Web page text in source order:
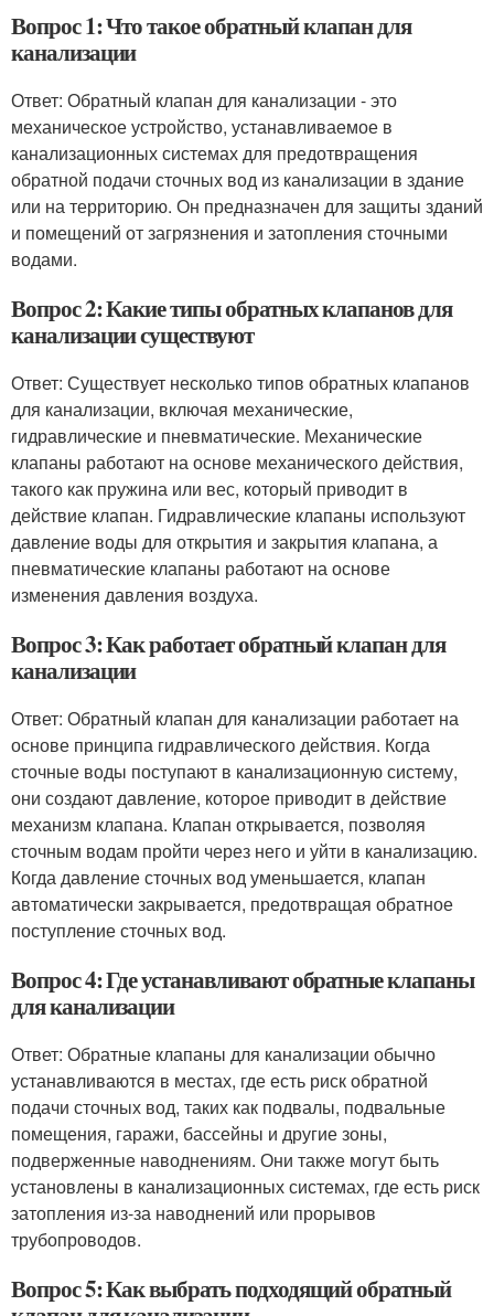
Вопрос 1: Что такое обратный клапан для
канализации
Ответ: Обратный клапан для канализации - это
механическое устройство, устанавливаемое в
канализационных системах для предотвращения
обратной подачи сточных вод из канализации в здание
или на территорию. Он предназначен для защиты зданий
и помещений от загрязнения и затопления сточными
водами.
Вопрос 2: Какие типы обратных клапанов для
канализации существуют
Ответ: Существует несколько типов обратных клапанов
для канализации, включая механические,
гидравлические и пневматические. Механические
клапаны работают на основе механического действия,
такого как пружина или вес, который приводит в
действие клапан. Гидравлические клапаны используют
давление воды для открытия и закрытия клапана, а
пневматические клапаны работают на основе
изменения давления воздуха.
Вопрос 3: Как работает обратный клапан для
канализации
Ответ: Обратный клапан для канализации работает на
основе принципа гидравлического действия. Когда
сточные воды поступают в канализационную систему,
они создают давление, которое приводит в действие
механизм клапана. Клапан открывается, позволяя
сточным водам пройти через него и уйти в канализацию.
Когда давление сточных вод уменьшается, клапан
автоматически закрывается, предотвращая обратное
поступление сточных вод.
Вопрос 4: Где устанавливают обратные клапаны
для канализации
Ответ: Обратные клапаны для канализации обычно
устанавливаются в местах, где есть риск обратной
подачи сточных вод, таких как подвалы, подвальные
помещения, гаражи, бассейны и другие зоны,
подверженные наводнениям. Они также могут быть
установлены в канализационных системах, где есть риск
затопления из-за наводнений или прорывов
трубопроводов.
Вопрос 5: Как выбрать подходящий обратный